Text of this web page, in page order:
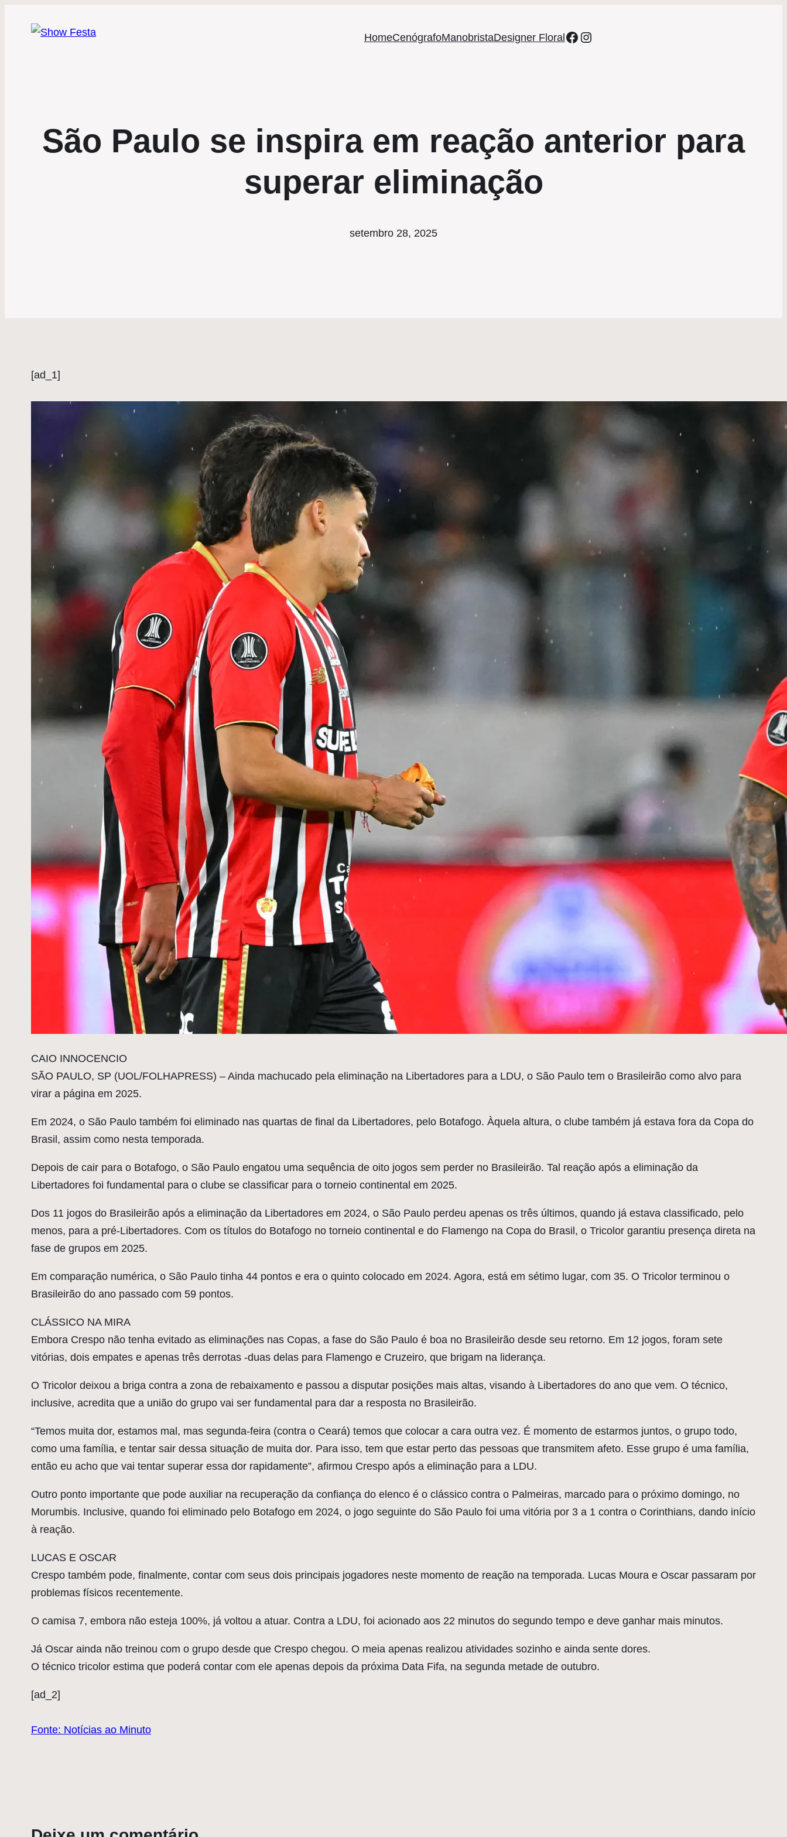
HomeCenógrafoManobristaDesigner FloralFacebook
Instagram
São Paulo se inspira em reação anterior para
superar eliminação
setembro 28, 2025
[ad_1]
CAIO INNOCENCIO
SÃO PAULO, SP (UOL/FOLHAPRESS) – Ainda machucado pela eliminação na Libertadores para a LDU, o São Paulo tem o Brasileirão como alvo para
virar a página em 2025.
Em 2024, o São Paulo também foi eliminado nas quartas de final da Libertadores, pelo Botafogo. Àquela altura, o clube também já estava fora da Copa do
Brasil, assim como nesta temporada.
Depois de cair para o Botafogo, o São Paulo engatou uma sequência de oito jogos sem perder no Brasileirão. Tal reação após a eliminação da
Libertadores foi fundamental para o clube se classificar para o torneio continental em 2025.
Dos 11 jogos do Brasileirão após a eliminação da Libertadores em 2024, o São Paulo perdeu apenas os três últimos, quando já estava classificado, pelo
menos, para a pré-Libertadores. Com os títulos do Botafogo no torneio continental e do Flamengo na Copa do Brasil, o Tricolor garantiu presença direta na
fase de grupos em 2025.
Em comparação numérica, o São Paulo tinha 44 pontos e era o quinto colocado em 2024. Agora, está em sétimo lugar, com 35. O Tricolor terminou o
Brasileirão do ano passado com 59 pontos.
CLÁSSICO NA MIRA
Embora Crespo não tenha evitado as eliminações nas Copas, a fase do São Paulo é boa no Brasileirão desde seu retorno. Em 12 jogos, foram sete
vitórias, dois empates e apenas três derrotas -duas delas para Flamengo e Cruzeiro, que brigam na liderança.
O Tricolor deixou a briga contra a zona de rebaixamento e passou a disputar posições mais altas, visando à Libertadores do ano que vem. O técnico,
inclusive, acredita que a união do grupo vai ser fundamental para dar a resposta no Brasileirão.
“Temos muita dor, estamos mal, mas segunda-feira (contra o Ceará) temos que colocar a cara outra vez. É momento de estarmos juntos, o grupo todo,
como uma família, e tentar sair dessa situação de muita dor. Para isso, tem que estar perto das pessoas que transmitem afeto. Esse grupo é uma família,
então eu acho que vai tentar superar essa dor rapidamente”, afirmou Crespo após a eliminação para a LDU.
Outro ponto importante que pode auxiliar na recuperação da confiança do elenco é o clássico contra o Palmeiras, marcado para o próximo domingo, no
Morumbis. Inclusive, quando foi eliminado pelo Botafogo em 2024, o jogo seguinte do São Paulo foi uma vitória por 3 a 1 contra o Corinthians, dando início
à reação.
LUCAS E OSCAR
Crespo também pode, finalmente, contar com seus dois principais jogadores neste momento de reação na temporada. Lucas Moura e Oscar passaram por
problemas físicos recentemente.
O camisa 7, embora não esteja 100%, já voltou a atuar. Contra a LDU, foi acionado aos 22 minutos do segundo tempo e deve ganhar mais minutos.
Já Oscar ainda não treinou com o grupo desde que Crespo chegou. O meia apenas realizou atividades sozinho e ainda sente dores.
O técnico tricolor estima que poderá contar com ele apenas depois da próxima Data Fifa, na segunda metade de outubro.
[ad_2]
Fonte: Notícias ao Minuto